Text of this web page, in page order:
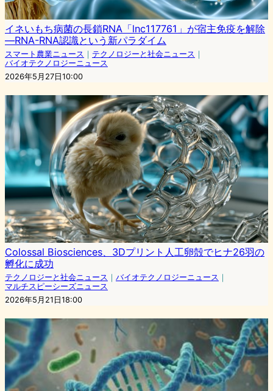
イネいもち病菌の長鎖RNA「lnc117761」が宿主免疫を解除
—RNA-RNA認識という新パラダイム
スマート農業ニュース ｜ テクノロジーと社会ニュース ｜
バイオテクノロジーニュース
2026年5月27日10:00
Colossal Biosciences、3Dプリント人工卵殻でヒナ26羽の
孵化に成功
テクノロジーと社会ニュース ｜ バイオテクノロジーニュース ｜
マルチスピーシーズニュース
2026年5月21日18:00